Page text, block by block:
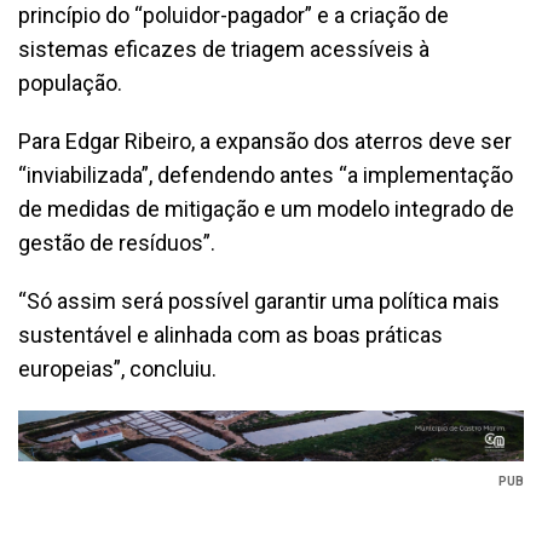
princípio do “poluidor-pagador” e a criação de
sistemas eficazes de triagem acessíveis à
população.
Para Edgar Ribeiro, a expansão dos aterros deve ser
“inviabilizada”, defendendo antes “a implementação
de medidas de mitigação e um modelo integrado de
gestão de resíduos”.
“Só assim será possível garantir uma política mais
sustentável e alinhada com as boas práticas
europeias”, concluiu.
PUB